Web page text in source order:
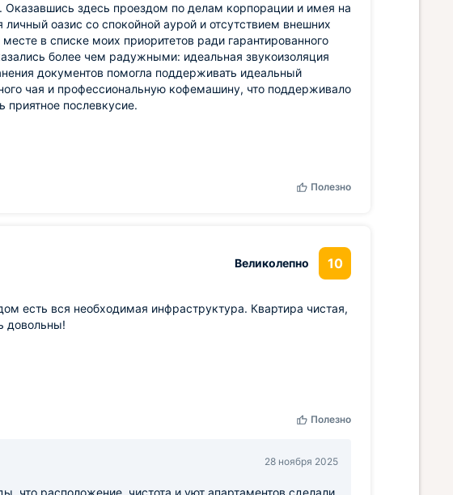
Оказавшись здесь проездом по делам корпорации и имея на
оазис со спокойной аурой и отсутствием внешних
в списке моих приоритетов ради гарантированного
более чем радужными: идеальная звукоизоляция
документов помогла поддерживать идеальный
чая и профессиональную кофемашину, что поддерживало
послевкусие.
Полезно
Великолепно 10
есть вся необходимая инфраструктура. Квартира чистая,
довольны!
Полезно
28 ноября 2025
что расположение, чистота и уют апартаментов сделали